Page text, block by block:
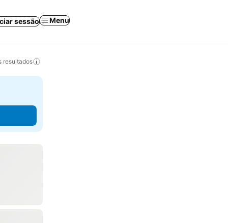
sessão Menu
resultados